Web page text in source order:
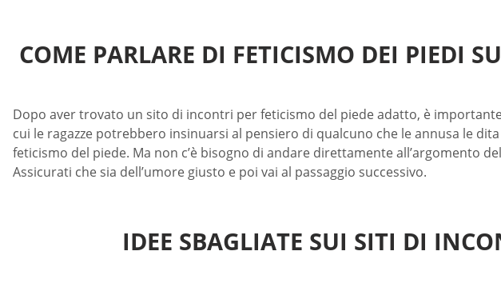
COME PARLARE DI FETICISMO DEI PIEDI
Dopo aver trovato un sito di incontri per feticismo del piede adatto, è
cui le ragazze potrebbero insinuarsi al pensiero di qualcuno che le annusa le
feticismo del piede. Ma non c’è bisogno di andare direttamente all’argomento
Assicurati che sia dell’umore giusto e poi vai al passaggio successivo.
IDEE SBAGLIATE SUI SITI DI